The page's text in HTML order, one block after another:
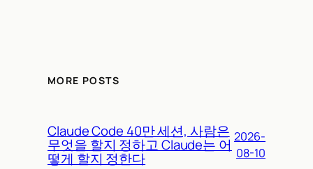
MORE POSTS
Claude Code 40만 세션, 사람은
무엇을 할지 정하고 Claude는 어
떻게 할지 정한다
2026-
08-10